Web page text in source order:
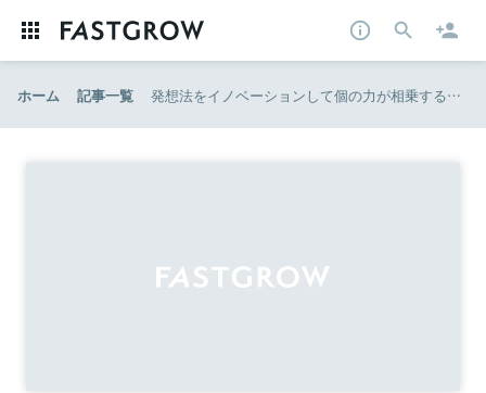
ホーム 記事一覧 発想法をイノベーションして個の力が相乗するチームになる | DHBR編集長ブログ｜DIAMOND ハーバード・ビジネス・レビュー